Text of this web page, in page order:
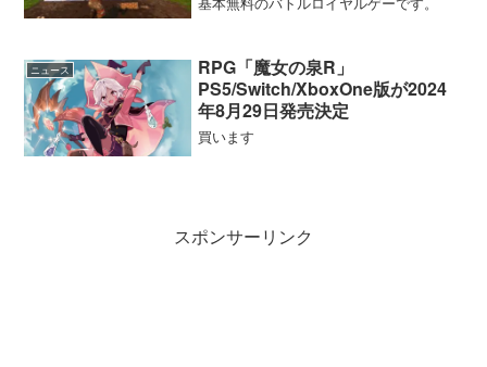
ニュース
RPG「魔女の泉R」
PS5/Switch/XboxOne版が2024
年8月29日発売決定
買います
スポンサーリンク